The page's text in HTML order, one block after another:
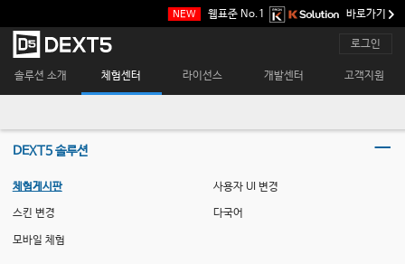
메
뉴
솔루션 소개 체험센터 라이선스 개발센터 고객지원
로그인
NEW 웹표준 No.1 바로가기
DEXT5 솔루션
체험게시판 사용자 UI 변경
스킨 변경 다국어
모바일 체험